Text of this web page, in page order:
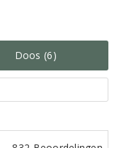
Doos (6)